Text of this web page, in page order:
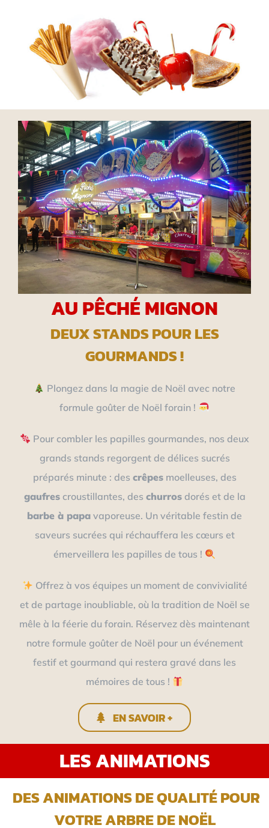
AU PÊCHÉ MIGNON
DEUX STANDS POUR LES
GOURMANDS !
Plongez dans la magie de Noël avec notre
formule goûter de Noël forain !
Pour combler les papilles gourmandes, nos deux
grands stands regorgent de délices sucrés
préparés minute : des crêpesmoelleuses, des
gaufrescroustillantes, des churrosdorés et de la
barbe à papa vaporeuse. Un véritable festin de
saveurs sucrées qui réchauffera les cœurs et
émerveillera les papilles de tous !
Offrez à vos équipes un moment de convivialité
et de partage inoubliable, où la tradition de Noël se
mêle à la féerie du forain. Réservez dès maintenant
notre formule goûter de Noël pour un événement
festif et gourmand qui restera gravé dans les
mémoires de tous !
EN SAVOIR +
LES ANIMATIONS
DES ANIMATIONS DE QUALITÉ POUR
VOTRE ARBRE DE NOËL